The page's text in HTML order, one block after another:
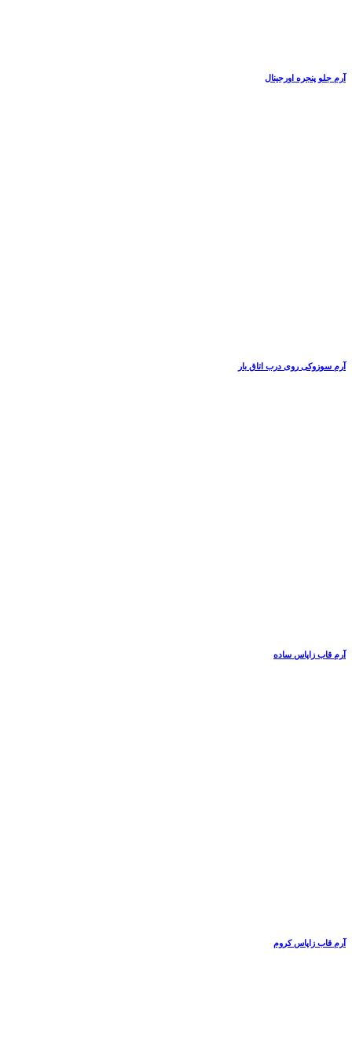
آرم جلو پنجره اورجینال
آرم سوزوکی روی درب اتاق بار
آرم قاب زاپاس ساده
آرم قاب زاپاس کروم